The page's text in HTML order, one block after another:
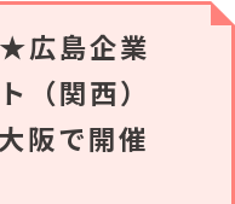
広島企業
（関西）
阪で開催